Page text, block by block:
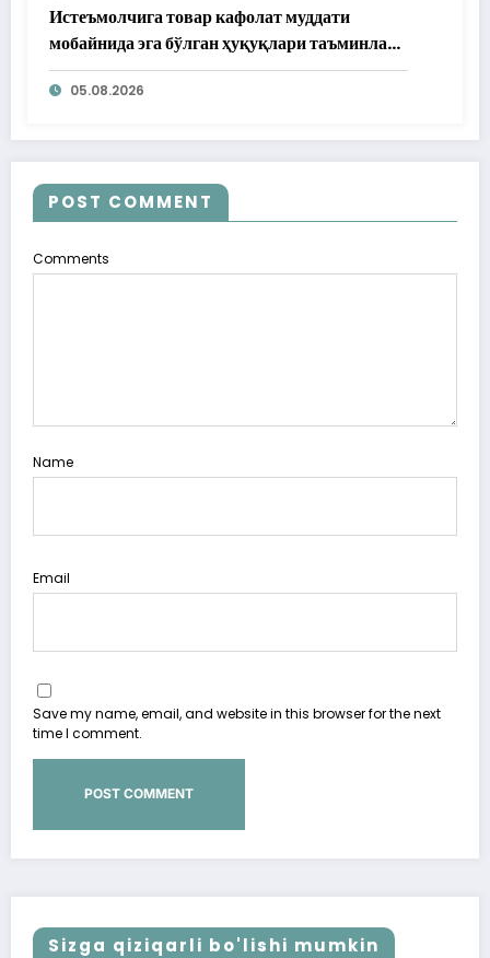
Истеъмолчига товар кафолат муддати
мобайнида эга бўлган ҳуқуқлари таъминлаб
берилди
05.08.2026
POST COMMENT
Comments
Name
Email
Save my name, email, and website in this browser for the next
time I comment.
Sizga qiziqarli bo'lishi mumkin